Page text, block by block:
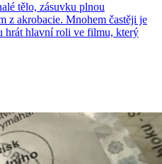
tělo, zásuvku plnou
z akrobacie. Mnohem častěji je
hrát hlavní roli ve filmu, který